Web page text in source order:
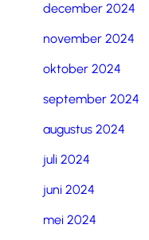
december 2024
november 2024
oktober 2024
september 2024
augustus 2024
juli 2024
juni 2024
mei 2024